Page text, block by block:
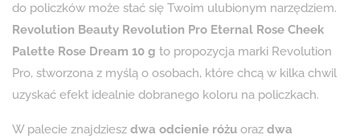
do policzków może stać się Twoim ulubionym narzędziem.
Revolution Beauty Revolution Pro Eternal Rose Cheek
Palette Rose Dream 10 g to propozycja marki Revolution
Pro, stworzona z myślą o osobach, które chcą w kilka chwil
uzyskać efekt idealnie dobranego koloru na policzkach.
W palecie znajdziesz dwa odcienie różu oraz dwa